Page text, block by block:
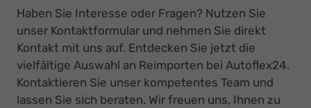
Haben Sie Interesse oder Fragen? Nutzen Sie
unser Kontaktformular und nehmen Sie direkt
Kontakt mit uns auf. Entdecken Sie jetzt die
vielfältige Auswahl an Reimporten bei Autoflex24.
Kontaktieren Sie unser kompetentes Team und
lassen Sie sich beraten. Wir freuen uns, Ihnen zu